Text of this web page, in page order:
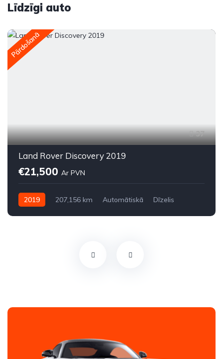
Līdzīgi auto
Pārdošanā
37
Land Rover Discovery 2019
€21,500 Ar PVN
2019 207,156 km Automātiskā
Dīzelis